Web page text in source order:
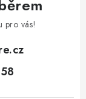
pro vás!